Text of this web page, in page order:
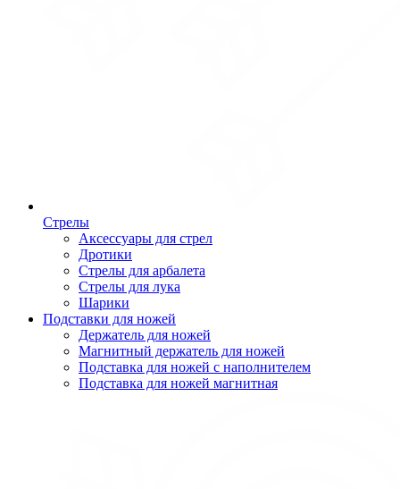
Стрелы
Аксессуары для стрел
Дротики
Стрелы для арбалета
Стрелы для лука
Шарики
Подставки для ножей
Держатель для ножей
Магнитный держатель для ножей
Подставка для ножей с наполнителем
Подставка для ножей магнитная